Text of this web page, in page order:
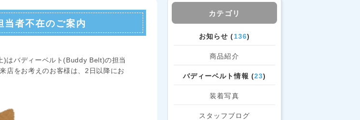
者不在のご案内
)はバディーベルト(Buddy Belt)の担当
店をお考えのお客様は、2日以降にお
カテゴリ
お知らせ (136)
商品紹介
バディーベルト情報 (23)
装着写真
スタッフブログ